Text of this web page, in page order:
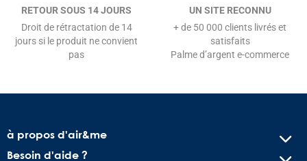
RETOUR SOUS 14 JOURS
Droit de rétractation de 14
jours si le produit ne convient
pas
UN SITE RECONNU
+ de 50 000 clients livrés et
satisfaits
Palme d’argent e-commerce
à propos d'air&me
Besoin d'aide ?